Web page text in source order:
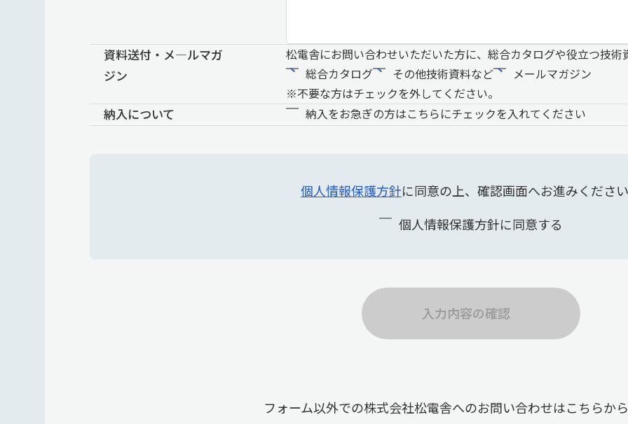
資料送付・メ―ルマガ
ジン
松電舎にお問い合わせいただいた方に、総合カタログや役立つ技
総合カタログ
その他技術資料など
メールマガジン
※不要な方はチェックを外してください。
納入について 納入をお急ぎの方はこちらにチェックを入れてください
個人情報保護方針に同意の上、確認画面へお進みくださ
個人情報保護方針に同意する
入力内容の確認
フォーム以外での株式会社松電舎へのお問い合わせはこちらか